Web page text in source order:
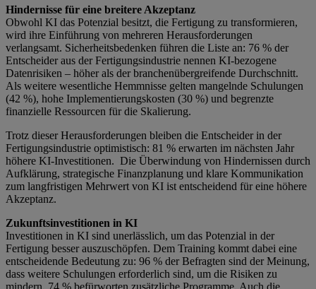
Hindernisse für eine breitere Akzeptanz
Obwohl KI das Potenzial besitzt, die Fertigung zu transformieren,
wird ihre Einführung von mehreren Herausforderungen
verlangsamt. Sicherheitsbedenken führen die Liste an: 76 % der
Entscheider aus der Fertigungsindustrie nennen KI-bezogene
Datenrisiken – höher als der branchenübergreifende Durchschnitt.
Als weitere wesentliche Hemmnisse gelten mangelnde Schulungen
(42 %), hohe Implementierungskosten (30 %) und begrenzte
finanzielle Ressourcen für die Skalierung.
Trotz dieser Herausforderungen bleiben die Entscheider in der
Fertigungsindustrie optimistisch: 81 % erwarten im nächsten Jahr
höhere KI-Investitionen. Die Überwindung von Hindernissen durch
Aufklärung, strategische Finanzplanung und klare Kommunikation
zum langfristigen Mehrwert von KI ist entscheidend für eine höhere
Akzeptanz.
Zukunftsinvestitionen in KI
Investitionen in KI sind unerlässlich, um das Potenzial in der
Fertigung besser auszuschöpfen. Dem Training kommt dabei eine
entscheidende Bedeutung zu: 96 % der Befragten sind der Meinung,
dass weitere Schulungen erforderlich sind, um die Risiken zu